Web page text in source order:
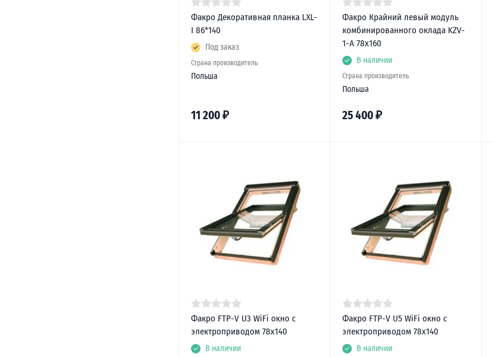
Факро Декоративная планка LXL-
I 86*140
Под заказ
Страна производитель
Польша
11 200₽
Факро Крайний левый модуль
комбинированного оклада KZV-
1-A 78х160
В наличии
Страна производитель
Польша
25 400₽
Факро FTP-V U3 WiFi окно с
электроприводом 78х140
В наличии
Факро FTP-V U5 WiFi окно с
электроприводом 78х140
В наличии